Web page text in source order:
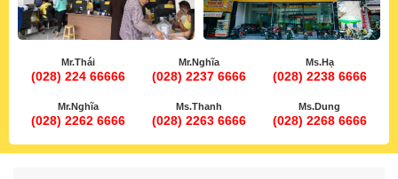
Mr.Thái
(028) 224 66666
Mr.Nghĩa
(028) 2237 6666
Ms.Hạ
(028) 2238 6666
Mr.Nghĩa
(028) 2262 6666
Ms.Thanh
(028) 2263 6666
Ms.Dung
(028) 2268 6666